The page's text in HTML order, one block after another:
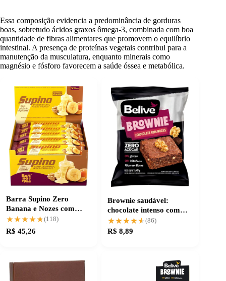
Essa composição evidencia a predominância de gorduras
boas, sobretudo ácidos graxos ômega-3, combinada com boa
quantidade de fibras alimentares que promovem o equilíbrio
intestinal. A presença de proteínas vegetais contribui para a
manutenção da musculatura, enquanto minerais como
magnésio e fósforo favorecem a saúde óssea e metabólica.
Barra Supino Zero
Banana e Nozes com
Chocolate Branco
★★★★★
★★★★★ (118)
R$ 45,26
Brownie saudável:
chocolate intenso com
nozes crocantes
★★★★★
★★★★★(86)
R$ 8,89